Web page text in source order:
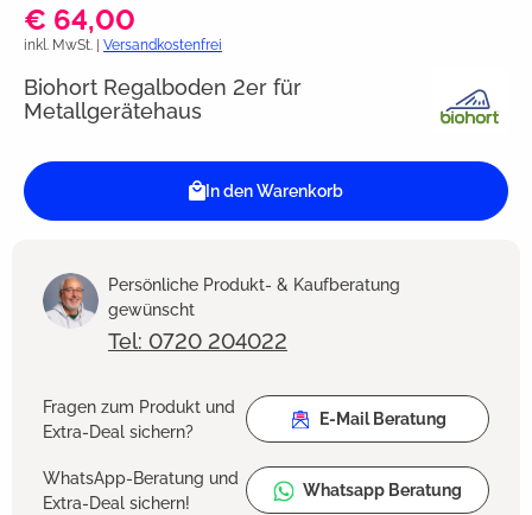
€ 64,00
inkl. MwSt. | Versandkostenfrei
Biohort Regalboden 2er für
Metallgerätehaus
In den Warenkorb
Persönliche Produkt- & Kaufberatung
gewünscht
Tel: 0720 204022
Fragen zum Produkt und
Extra-Deal sichern?
E-Mail Beratung
WhatsApp-Beratung und
Extra-Deal sichern!
Whatsapp Beratung